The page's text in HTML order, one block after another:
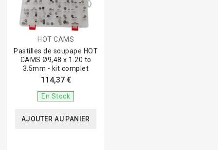
HOT CAMS
Pastilles de soupape HOT
CAMS Ø9,48 x 1.20 to
3.5mm - kit complet
114,37 €
En Stock
AJOUTER AU PANIER